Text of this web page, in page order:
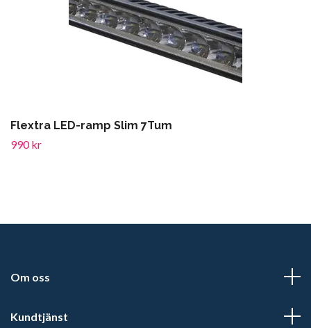
Flextra LED-ramp Slim 7Tum
990 kr
Om oss
Kundtjänst